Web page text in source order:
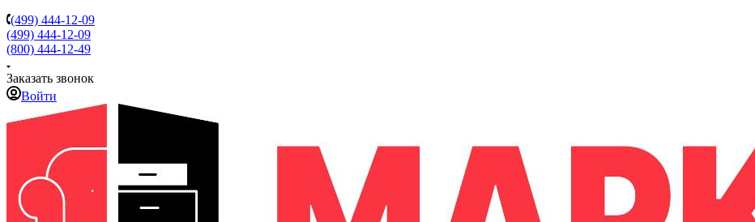
(499) 444-12-09
(499) 444-12-09
(800) 444-12-49
Заказать звонок
Войти